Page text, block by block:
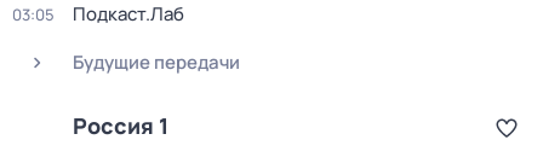
03:05
Подкаст.Лаб
Будущие передачи
Россия 1